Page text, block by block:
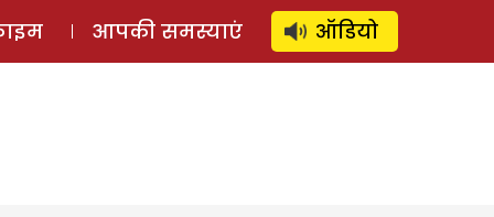
लॉग इन ⚲ SUBSCRIBE
आपकी समस्याएं ऑडियो